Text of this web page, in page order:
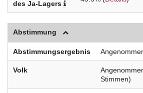
des Ja-Lagers
Abstimmung
Abstimmungsergebnis
Volk
Stimmen)